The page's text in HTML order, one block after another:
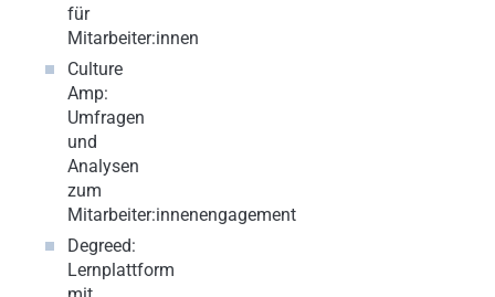
für
Mitarbeiter:innen
Culture
Amp:
Umfragen
und
Analysen
zum
Mitarbeiter:innenengagement
Degreed:
Lernplattform